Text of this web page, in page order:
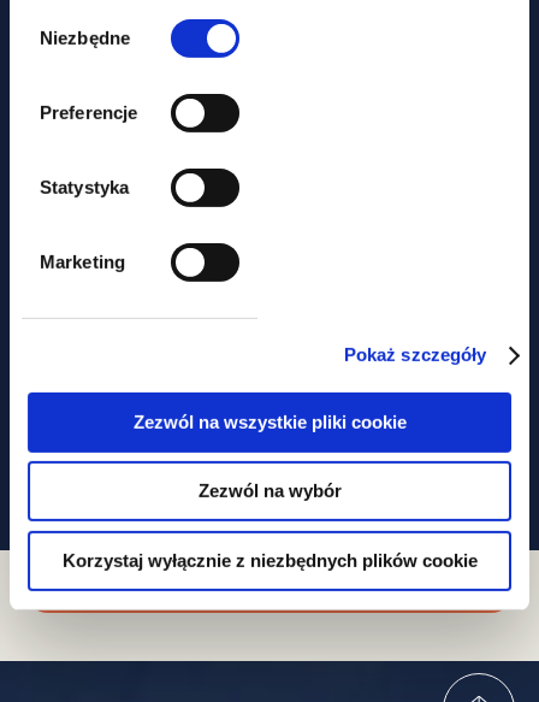
zgody
Niezbędne
Preferencje
Statystyka
Marketing
Pokaż szczegóły
Zezwól na wszystkie pliki cookie
Zezwól na wybór
Korzystaj wyłącznie z niezbędnych plików cookie
aktualności
Nie tylko prawem... Piknik
że ominą Cię
najważniejsze zmiany
W prawie?
Zapisz się do newslettera